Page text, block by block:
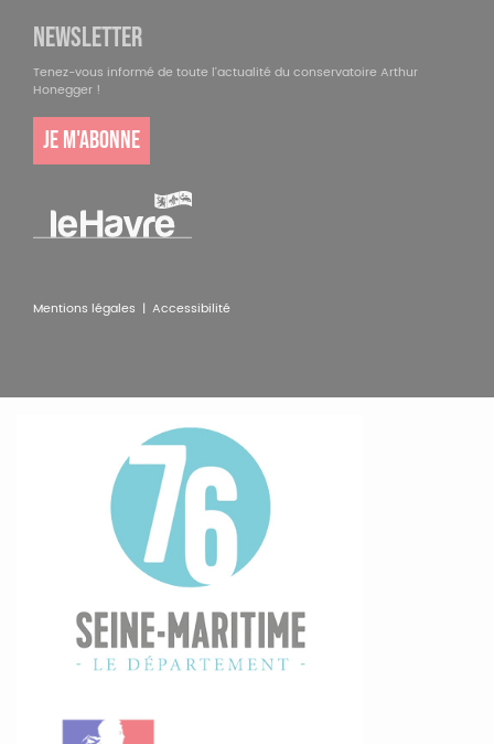
NEWSLETTER
Tenez-vous informé de toute l'actualité du conservatoire Arthur
Honegger !
JE M'ABONNE
Pied
Mentions légales | Accessibilité